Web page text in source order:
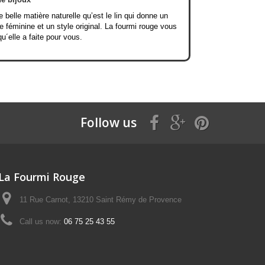
matière naturelle qu’est le lin qui donne un
féminine et un style original. La fourmi rouge vous
a faite pour vous.
Follow us
La Fourmi Rouge
11 Rue Carnot, 13210 Saint Rémy de Provence
Call us now: 06 75 25 43 55